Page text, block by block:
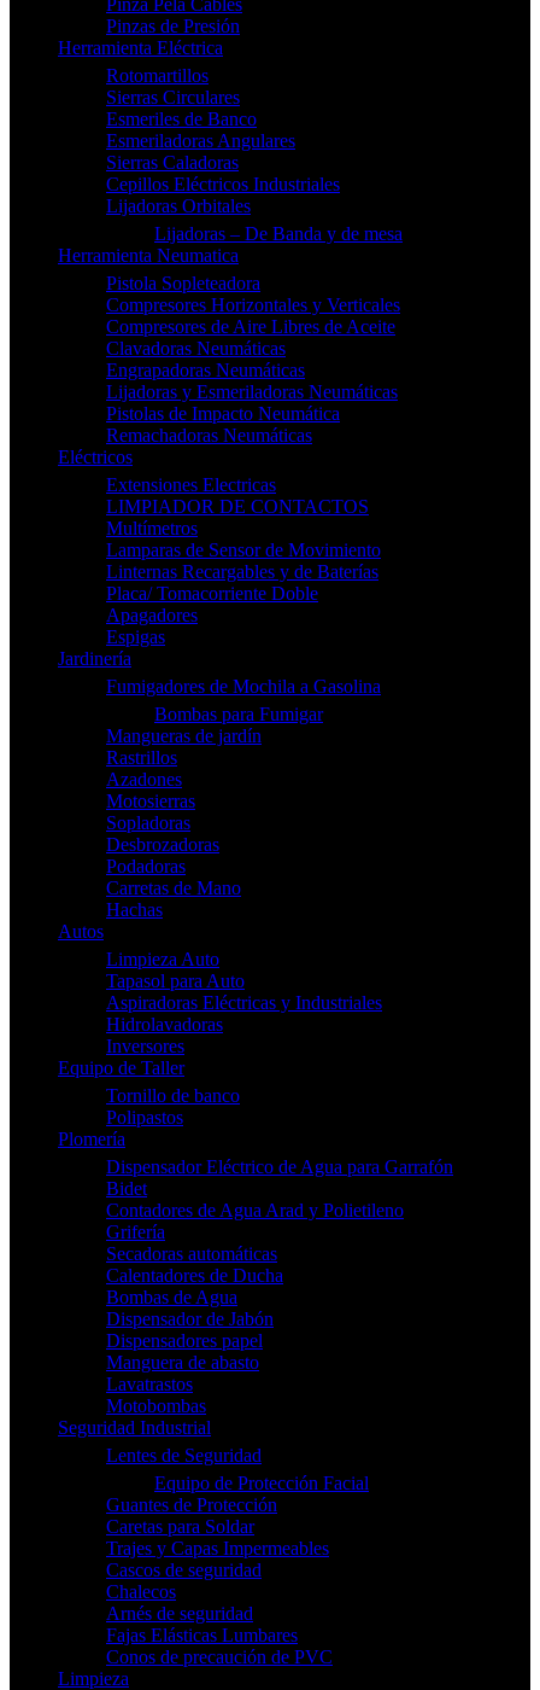
Pinza Pela Cables
Pinzas de Presión
Herramienta Eléctrica
Rotomartillos
Sierras Circulares
Esmeriles de Banco
Esmeriladoras Angulares
Sierras Caladoras
Cepillos Eléctricos Industriales
Lijadoras Orbitales
Lijadoras – De Banda y de mesa
Herramienta Neumatica
Pistola Sopleteadora
Compresores Horizontales y Verticales
Compresores de Aire Libres de Aceite
Clavadoras Neumáticas
Engrapadoras Neumáticas
Lijadoras y Esmeriladoras Neumáticas
Pistolas de Impacto Neumática
Remachadoras Neumáticas
Eléctricos
Extensiones Electricas
LIMPIADOR DE CONTACTOS
Multímetros
Lamparas de Sensor de Movimiento
Linternas Recargables y de Baterías
Placa/ Tomacorriente Doble
Apagadores
Espigas
Jardinería
Fumigadores de Mochila a Gasolina
Bombas para Fumigar
Mangueras de jardín
Rastrillos
Azadones
Motosierras
Sopladoras
Desbrozadoras
Podadoras
Carretas de Mano
Hachas
Autos
Limpieza Auto
Tapasol para Auto
Aspiradoras Eléctricas y Industriales
Hidrolavadoras
Inversores
Equipo de Taller
Tornillo de banco
Polipastos
Plomería
Dispensador Eléctrico de Agua para Garrafón
Bidet
Contadores de Agua Arad y Polietileno
Grifería
Secadoras automáticas
Calentadores de Ducha
Bombas de Agua
Dispensador de Jabón
Dispensadores papel
Manguera de abasto
Lavatrastos
Motobombas
Seguridad Industrial
Lentes de Seguridad
Equipo de Protección Facial
Guantes de Protección
Caretas para Soldar
Trajes y Capas Impermeables
Cascos de seguridad
Chalecos
Arnés de seguridad
Fajas Elásticas Lumbares
Conos de precaución de PVC
Limpieza